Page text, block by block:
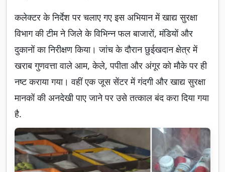
कलेक्टर के निर्देश पर चलाए गए इस अभियान में खाद्य सुरक्षा
विभाग की टीम ने जिले के विभिन्न फल बाजारों, मंडियों और
दुकानों का निरीक्षण किया। जांच के दौरान छुईखदान क्षेत्र में
खराब गुणवत्ता वाले आम, केले, पपीता और अंगूर को मौके पर ही
नष्ट कराया गया। वहीं एक जूस सेंटर में गंदगी और खाद्य सुरक्षा
मानकों की अनदेखी पाए जाने पर उसे तत्काल बंद करा दिया गया
है.